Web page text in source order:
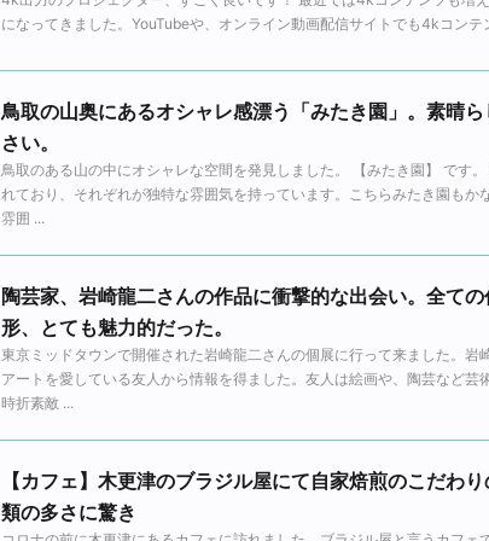
になってきました。YouTubeや、オンライン動画配信サイトでも4kコンテ
鳥取の山奥にあるオシャレ感漂う「みたき園」。素晴
さい。
鳥取のある山の中にオシャレな空間を発見しました。 【みたき園】 です
れており、それぞれが独特な雰囲気を持っています。こちらみたき園もか
雰囲 ...
陶芸家、岩崎龍二さんの作品に衝撃的な出会い。全て
形、とても魅力的だった。
東京ミッドタウンで開催された岩崎龍二さんの個展に行って来ました。岩
アートを愛している友人から情報を得ました。友人は絵画や、陶芸など芸
時折素敵 ...
【カフェ】木更津のブラジル屋にて自家焙煎のこだわ
類の多さに驚き